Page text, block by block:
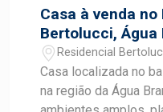
Casa à venda
Bertolucci,
Residencial
Casa localizada no
na região da Água